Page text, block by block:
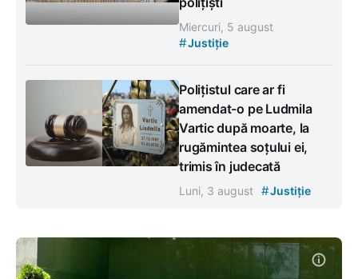
Miercuri, 5 august
#Justiție
Polițistul care ar fi
amendat-o pe Ludmila
Vartic după moarte, la
rugămintea soțului ei,
trimis în judecată
Luni, 3 august #Justiție